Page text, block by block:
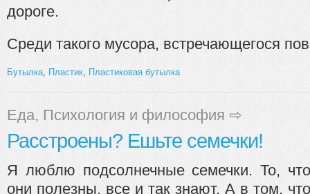
дороге.
Среди такого мусора, встречающегося
Бутылка, Пластик, Пластиковая бутылка
Еда, Психология и философия ⇨
Расстроены? Ешьте семечки!
Я люблю подсолнечные семечки. То, что
они полезны, все и так знают. А в том, что